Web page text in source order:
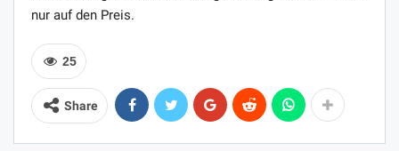
nur auf den Preis.
25
Share